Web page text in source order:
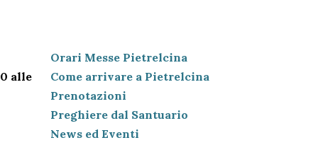
alle
Orari Messe Pietrelcina
Come arrivare a Pietrelcina
Prenotazioni
Preghiere dal Santuario
News ed Eventi